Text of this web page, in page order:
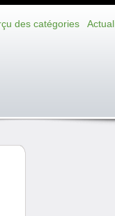
des catégories